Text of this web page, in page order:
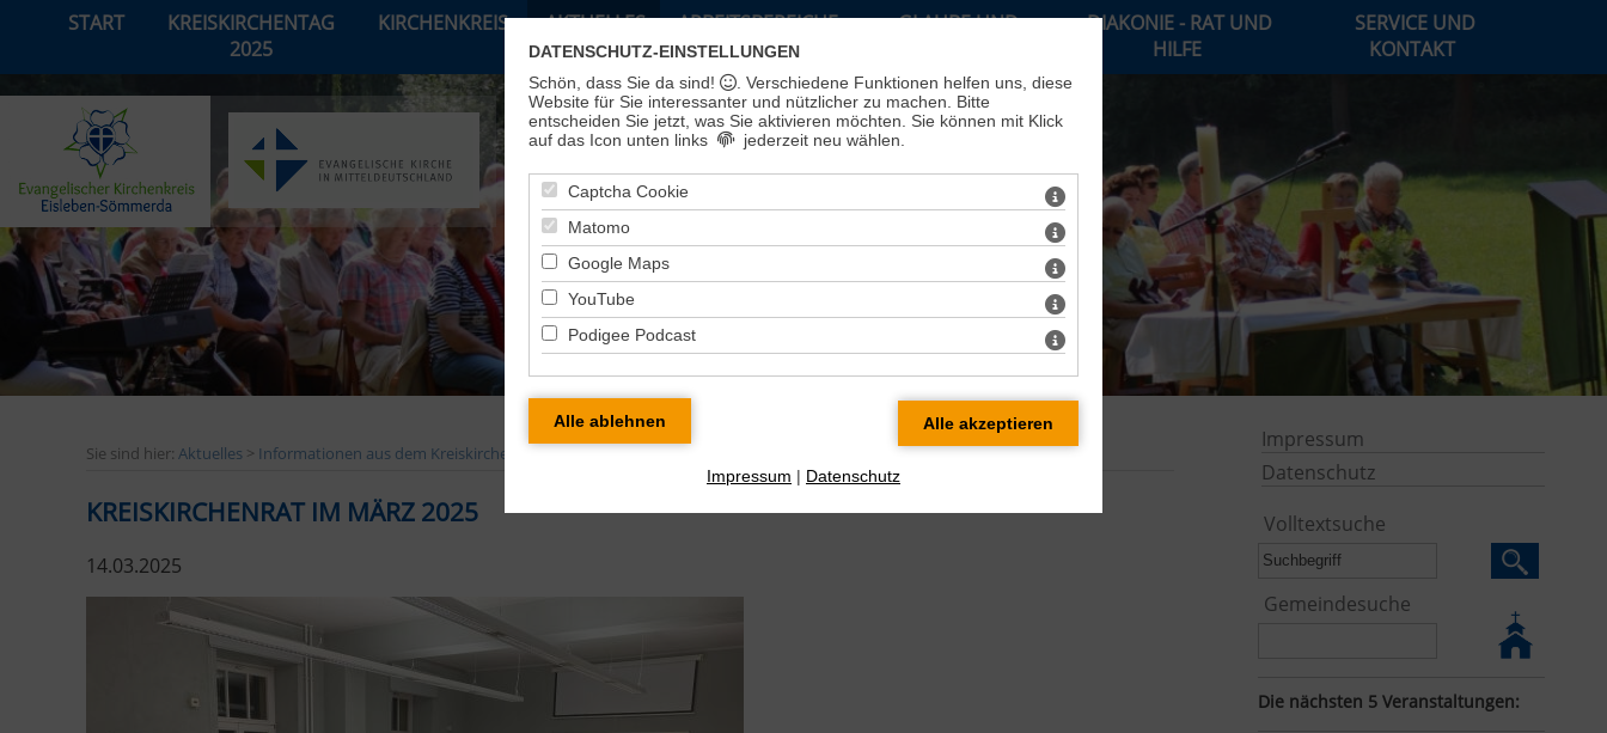
START
KREISKIRCHENTAG
2025
KIRCHENKREIS AKTUELLES ARBEITSBEREICHE
GLAUBE UND
DIAKONIE - RAT UND
HILFE
SERVICE UND
KONTAKT
Sie sind hier: Aktuelles > Informationen aus dem Kreiskirchenrat> Kreiskirchenrat im März 2025
KREISKIRCHENRAT IM MÄRZ 2025
14.03.2025
Impressum
Datenschutz
Volltextsuche
Gemeindesuche
Die nächsten 5 Veranstaltungen:
DATENSCHUTZ-EINSTELLUNGEN
Schön, dass Sie da sind!
. Verschiedene Funktionen helfen uns, diese
Website für Sie interessanter und nützlicher zu machen.
Bitte
entscheiden Sie jetzt, was Sie aktivieren möchten. Sie können mit Klick
auf das Icon unten links
jederzeit neu wählen.
Captcha Cookie
Matomo
Google Maps
YouTube
Podigee Podcast
Impressum | Datenschutz